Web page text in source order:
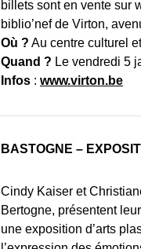
billets sont en vente sur
biblio’nef de Virton,
Où ? Au centre culturel
Quand ? Le vendredi 5
Infos : www.virton.be
BASTOGNE –
Cindy Kaiser et
Bertogne, présentent
une exposition d’arts